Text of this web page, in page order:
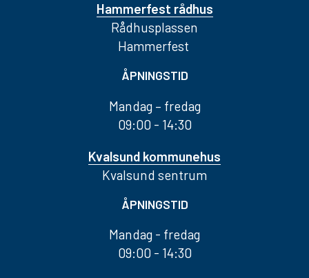
Hammerfest rådhus
Rådhusplassen
Hammerfest
ÅPNINGSTID
Mandag – fredag
09:00 - 14:30
Kvalsund kommunehus
Kvalsund sentrum
ÅPNINGSTID
Mandag - fredag
09:00 - 14:30